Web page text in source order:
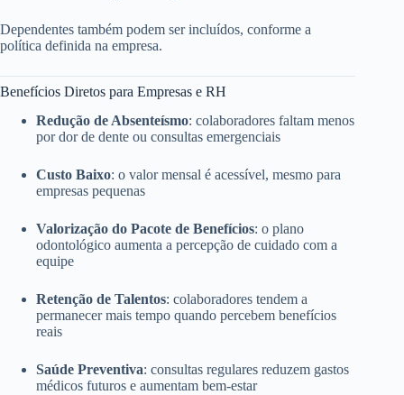
Dependentes também podem ser incluídos, conforme a
política definida na empresa.
Benefícios Diretos para Empresas e RH
Redução de Absenteísmo: colaboradores faltam menos
por dor de dente ou consultas emergenciais
Custo Baixo: o valor mensal é acessível, mesmo para
empresas pequenas
Valorização do Pacote de Benefícios: o plano
odontológico aumenta a percepção de cuidado com a
equipe
Retenção de Talentos: colaboradores tendem a
permanecer mais tempo quando percebem benefícios
reais
Saúde Preventiva: consultas regulares reduzem gastos
médicos futuros e aumentam bem-estar